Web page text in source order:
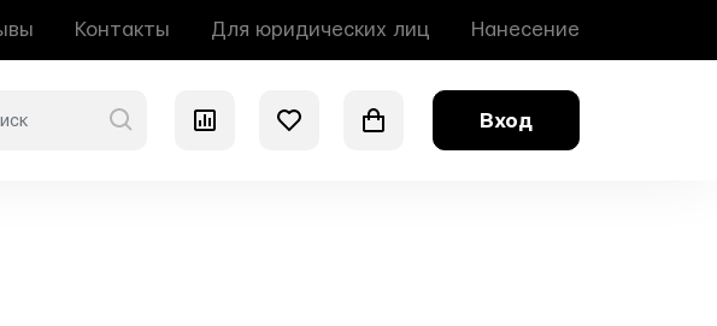
Контакты Для юридических лиц Нанесение
0 0 0 Вход